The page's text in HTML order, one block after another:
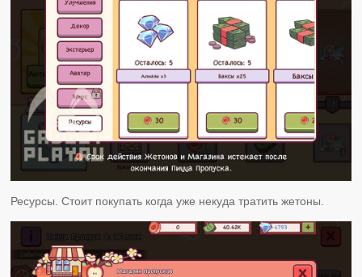
Ресурсы. Стоит покупать когда уже некуда тратить жетоны.